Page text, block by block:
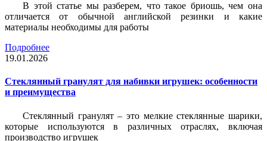
В этой статье мы разберем, что такое бриошь, чем она
отличается от обычной английской резинки и какие
материалы необходимы для работы
Подробнее
19.01.2026
Стеклянный гранулят для набивки игрушек: особенности
и преимущества
Стеклянный гранулят – это мелкие стеклянные шарики,
которые используются в различных отраслях, включая
производство игрушек